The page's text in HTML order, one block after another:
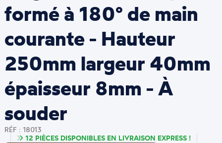
formé à 180° de main
courante - Hauteur
250mm largeur 40mm
épaisseur 8mm - À
souder
RÉF : 18013
12 PIÈCES DISPONIBLES EN LIVRAISON EXPRESS !